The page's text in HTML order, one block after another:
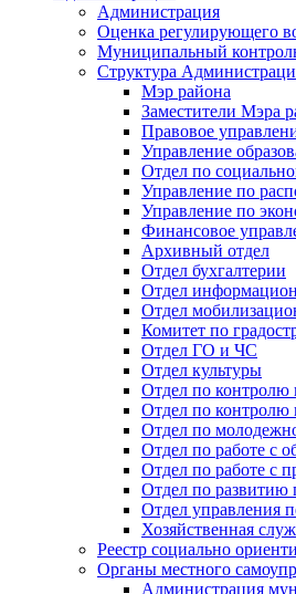
Администрация
Оценка регулирующего
Муниципальный
Структура
Мэр района
Заместители Мэра
Правовое
Управление
Отдел по
Управление по
Управление по
Финансовое
Архивный отдел
Отдел бухгалтерии
Отдел
Отдел
Комитет по
Отдел ГО и ЧС
Отдел культуры
Отдел по контролю
Отдел по контролю
Отдел по
Отдел по работе с
Отдел по работе с
Отдел по развитию
Отдел управления
Хозяйственная
Реестр социально
Органы местного
Администрация